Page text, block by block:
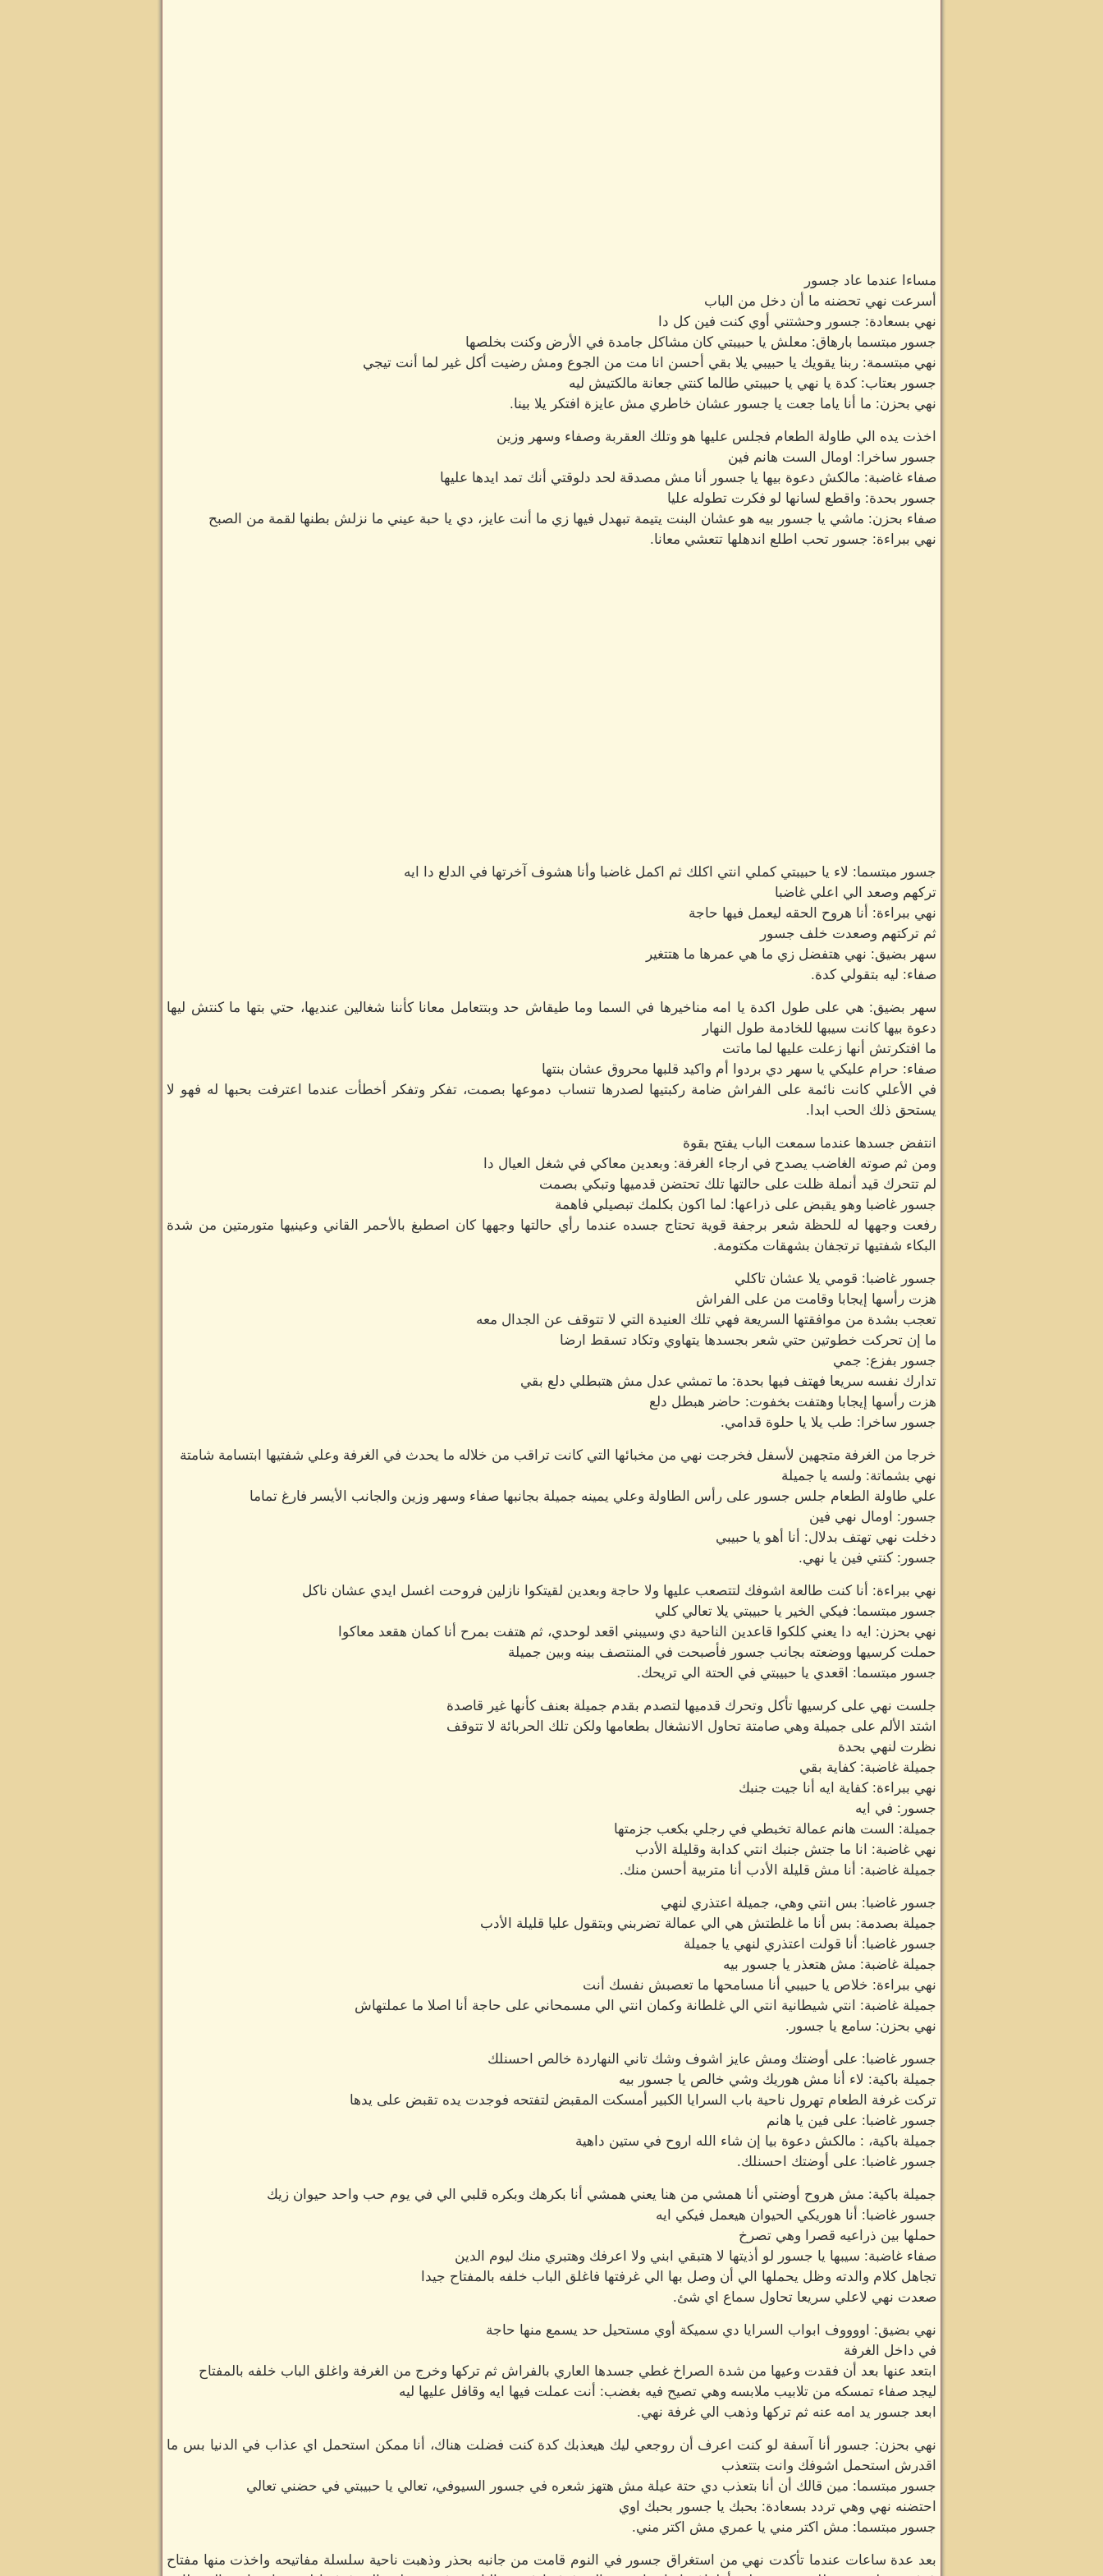
مساءا عندما عاد جسور
أسرعت نهي تحضنه ما أن دخل من الباب
نهي بسعادة: جسور وحشتني أوي كنت فين كل دا
جسور مبتسما بارهاق: معلش يا حبيبتي كان مشاكل جامدة في الأرض وكنت بخلصها
نهي مبتسمة: ربنا يقويك يا حبيبي يلا بقي أحسن انا مت من الجوع ومش رضيت أكل غير لما أنت تيجي
جسور بعتاب: كدة يا نهي يا حبيبتي طالما كنتي جعانة مالكتيش ليه
نهي بحزن: ما أنا ياما جعت يا جسور عشان خاطري مش عايزة افتكر يلا بينا.
اخذت يده الي طاولة الطعام فجلس عليها هو وتلك العقربة وصفاء وسهر وزين
جسور ساخرا: اومال الست هانم فين
صفاء غاضبة: مالكش دعوة بيها يا جسور أنا مش مصدقة لحد دلوقتي أنك تمد ايدها عليها
جسور بحدة: واقطع لسانها لو فكرت تطوله عليا
صفاء بحزن: ماشي يا جسور بيه هو عشان البنت يتيمة تبهدل فيها زي ما أنت عايز، دي يا حبة عيني ما نزلش بطنها لقمة من الصبح
نهي ببراءة: جسور تحب اطلع اندهلها تتعشي معانا.
جسور مبتسما: لاء يا حبيبتي كملي انتي اكلك ثم اكمل غاضبا وأنا هشوف آخرتها في الدلع دا ايه
تركهم وصعد الي اعلي غاضبا
نهي ببراءة: أنا هروح الحقه ليعمل فيها حاجة
ثم تركتهم وصعدت خلف جسور
سهر بضيق: نهي هتفضل زي ما هي عمرها ما هتتغير
صفاء: ليه بتقولي كدة.
سهر بضيق: هي على طول اكدة يا امه مناخيرها في السما وما طيقاش حد وبتتعامل معانا كأننا شغالين عنديها، حتي بتها ما كنتش ليها
دعوة بيها كانت سيبها للخادمة طول النهار
ما افتكرتش أنها زعلت عليها لما ماتت
صفاء: حرام عليكي يا سهر دي بردوا أم واكيد قلبها محروق عشان بنتها
في الأعلي كانت نائمة على الفراش ضامة ركبتيها لصدرها تنساب دموعها بصمت، تفكر وتفكر أخطأت عندما اعترفت بحبها له فهو لا
يستحق ذلك الحب ابدا.
انتفض جسدها عندما سمعت الباب يفتح بقوة
ومن ثم صوته الغاضب يصدح في ارجاء الغرفة: وبعدين معاكي في شغل العيال دا
لم تتحرك قيد أنملة ظلت على حالتها تلك تحتضن قدميها وتبكي بصمت
جسور غاضبا وهو يقبض على ذراعها: لما اكون بكلمك تبصيلي فاهمة
رفعت وجهها له للحظة شعر برجفة قوية تحتاج جسده عندما رأي حالتها وجهها كان اصطبغ بالأحمر القاني وعينيها متورمتين من شدة
البكاء شفتيها ترتجفان بشهقات مكتومة.
جسور غاضبا: قومي يلا عشان تاكلي
هزت رأسها إيجابا وقامت من على الفراش
تعجب بشدة من موافقتها السريعة فهي تلك العنيدة التي لا تتوقف عن الجدال معه
ما إن تحركت خطوتين حتي شعر بجسدها يتهاوي وتكاد تسقط ارضا
جسور بفزع: جمي
تدارك نفسه سريعا فهتف فيها بحدة: ما تمشي عدل مش هتبطلي دلع بقي
هزت رأسها إيجابا وهتفت بخفوت: حاضر هبطل دلع
جسور ساخرا: طب يلا يا حلوة قدامي.
خرجا من الغرفة متجهين لأسفل فخرجت نهي من مخبائها التي كانت تراقب من خلاله ما يحدث في الغرفة وعلي شفتيها ابتسامة شامتة
نهي بشماتة: ولسه يا جميلة
علي طاولة الطعام جلس جسور على رأس الطاولة وعلي يمينه جميلة بجانبها صفاء وسهر وزين والجانب الأيسر فارغ تماما
جسور: اومال نهي فين
دخلت نهي تهتف بدلال: أنا أهو يا حبيبي
جسور: كنتي فين يا نهي.
نهي ببراءة: أنا كنت طالعة اشوفك لتتصعب عليها ولا حاجة وبعدين لقيتكوا نازلين فروحت اغسل ايدي عشان ناكل
جسور مبتسما: فيكي الخير يا حبيبتي يلا تعالي كلي
نهي بحزن: ايه دا يعني كلكوا قاعدين الناحية دي وسيبني اقعد لوحدي، ثم هتفت بمرح أنا كمان هقعد معاكوا
حملت كرسيها ووضعته بجانب جسور فأصبحت في المنتصف بينه وبين جميلة
جسور مبتسما: اقعدي يا حبيبتي في الحتة الي تريحك.
جلست نهي على كرسيها تأكل وتحرك قدميها لتصدم بقدم جميلة بعنف كأنها غير قاصدة
اشتد الألم على جميلة وهي صامتة تحاول الانشغال بطعامها ولكن تلك الحربائة لا تتوقف
نظرت لنهي بحدة
جميلة غاضبة: كفاية بقي
نهي ببراءة: كفاية ايه أنا جيت جنبك
جسور: في ايه
جميلة: الست هانم عمالة تخبطي في رجلي بكعب جزمتها
نهي غاضبة: انا ما جتش جنبك انتي كدابة وقليلة الأدب
جميلة غاضبة: أنا مش قليلة الأدب أنا متربية أحسن منك.
جسور غاضبا: بس انتي وهي، جميلة اعتذري لنهي
جميلة بصدمة: بس أنا ما غلطتش هي الي عمالة تضربني وبتقول عليا قليلة الأدب
جسور غاضبا: أنا قولت اعتذري لنهي يا جميلة
جميلة غاضبة: مش هتعذر يا جسور بيه
نهي ببراءة: خلاص يا حبيبي أنا مسامحها ما تعصبش نفسك أنت
جميلة غاضبة: انتي شيطانية انتي الي غلطانة وكمان انتي الي مسمحاني على حاجة أنا اصلا ما عملتهاش
نهي بحزن: سامع يا جسور.
جسور غاضبا: على أوضتك ومش عايز اشوف وشك تاني النهاردة خالص احسنلك
جميلة باكية: لاء أنا مش هوريك وشي خالص يا جسور بيه
تركت غرفة الطعام تهرول ناحية باب السرايا الكبير أمسكت المقبض لتفتحه فوجدت يده تقبض على يدها
جسور غاضبا: على فين يا هانم
جميلة باكية، : مالكش دعوة بيا إن شاء الله اروح في ستين داهية
جسور غاضبا: على أوضتك احسنلك.
جميلة باكية: مش هروح أوضتي أنا همشي من هنا يعني همشي أنا بكرهك وبكره قلبي الي في يوم حب واحد حيوان زيك
جسور غاضبا: أنا هوريكي الحيوان هيعمل فيكي ايه
حملها بين ذراعيه قصرا وهي تصرخ
صفاء غاضبة: سيبها يا جسور لو أذيتها لا هتبقي ابني ولا اعرفك وهتبري منك ليوم الدين
تجاهل كلام والدته وظل يحملها الي أن وصل بها الي غرفتها فاغلق الباب خلفه بالمفتاح جيدا
صعدت نهي لاعلي سريعا تحاول سماع اي شئ.
نهي بضيق: اووووف ابواب السرايا دي سميكة أوي مستحيل حد يسمع منها حاجة
في داخل الغرفة
ابتعد عنها بعد أن فقدت وعيها من شدة الصراخ غطي جسدها العاري بالفراش ثم تركها وخرج من الغرفة واغلق الباب خلفه بالمفتاح
ليجد صفاء تمسكه من تلابيب ملابسه وهي تصيح فيه بغضب: أنت عملت فيها ايه وقافل عليها ليه
ابعد جسور يد امه عنه ثم تركها وذهب الي غرفة نهي.
نهي بحزن: جسور أنا آسفة لو كنت اعرف أن روجعي ليك هيعذبك كدة كنت فضلت هناك، أنا ممكن استحمل اي عذاب في الدنيا بس ما
اقدرش استحمل اشوفك وانت بتتعذب
جسور مبتسما: مين قالك أن أنا بتعذب دي حتة عيلة مش هتهز شعره في جسور السيوفي، تعالي يا حبيبتي في حضني تعالي
احتضنه نهي وهي تردد بسعادة: بحبك يا جسور بحبك اوي
جسور مبتسما: مش اكتر مني يا عمري مش اكتر مني.
بعد عدة ساعات عندما تأكدت نهي من استغراق جسور في النوم قامت من جانبه بحذر وذهبت ناحية سلسلة مفاتيحه واخذت منها مفتاح